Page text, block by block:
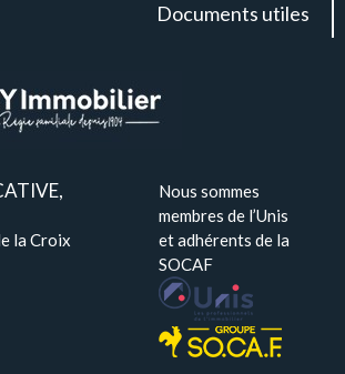
Documents utiles
la Croix
Nous sommes
membres de l’Unis
et adhérents de la
SOCAF